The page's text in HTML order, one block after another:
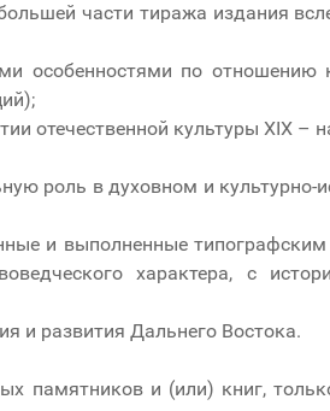
части тиража издания
особенностями по
отечественной культуры XIX –
роль в духовном и
и выполненные
характера, с
и развития Дальнего Востока.
памятников и (или) книг,